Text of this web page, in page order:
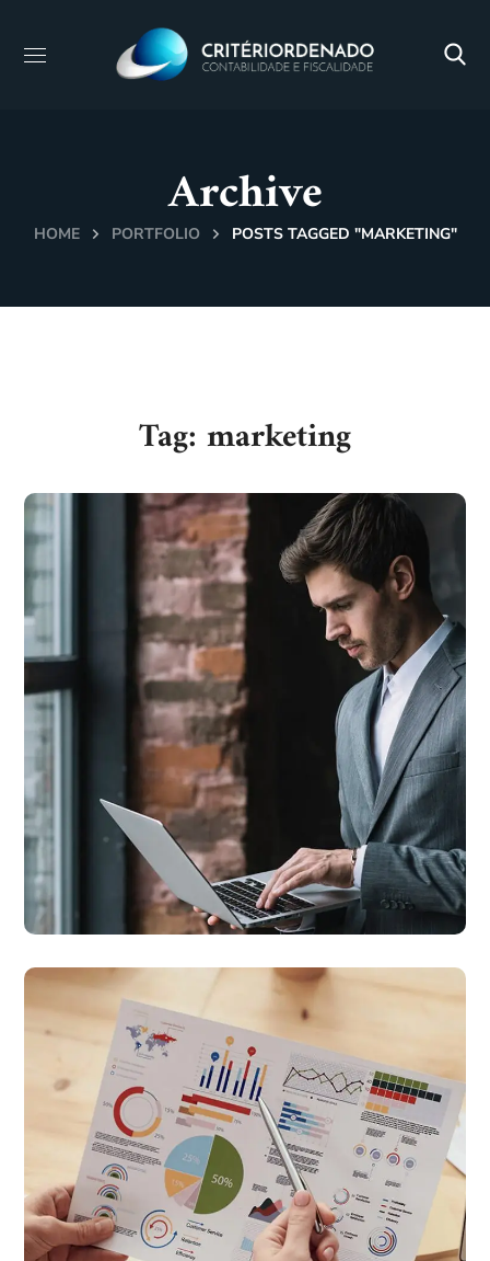
Archive
HOME PORTFOLIO POSTS TAGGED "MARKETING"
Tag: marketing